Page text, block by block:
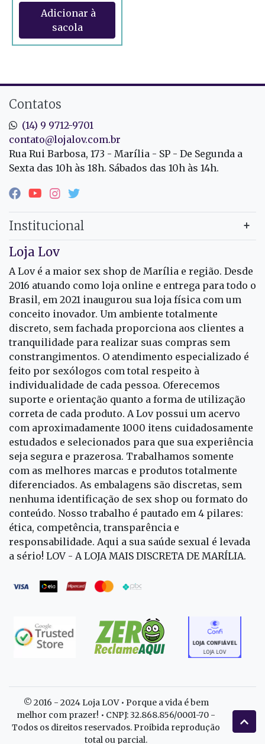
Contatos
(14) 9 9712-9701
contato@lojalov.com.br
Rua Rui Barbosa, 173 - Marília - SP - De Segunda a
Sexta das 10h às 18h. Sábados das 10h às 14h.
Institucional
Loja Lov
A Lov é a maior sex shop de Marília e região. Desde
2016 atuando como loja online e entrega para todo o
Brasil, em 2021 inaugurou sua loja física com um
conceito inovador. Um ambiente totalmente
discreto, sem fachada proporciona aos clientes a
tranquilidade para realizar suas compras sem
constrangimentos. O atendimento especializado é
feito por sexólogos com total respeito à
individualidade de cada pessoa. Oferecemos
suporte e orientação quanto a forma de utilização
correta de cada produto. A Lov possui um acervo
com aproximadamente 1000 itens cuidadosamente
estudados e selecionados para que sua experiência
seja segura e prazerosa. Trabalhamos somente
com as melhores marcas e produtos totalmente
diferenciados. As embalagens são discretas, sem
nenhuma identificação de sex shop ou formato do
conteúdo. Nosso trabalho é pautado em 4 pilares:
ética, competência, transparência e
responsabilidade. Aqui a sua saúde sexual é levada
a sério! LOV - A LOJA MAIS DISCRETA DE MARÍLIA.
© 2016 - 2024 Loja LOV • Porque a vida é bem
melhor com prazer! • CNPJ: 32.868.856/0001-70 -
Todos os direitos reservados. Proibida reprodução
total ou parcial.